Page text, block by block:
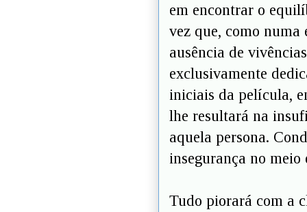
em encontrar o
vez que, como numa
ausência de
exclusivamente
iniciais da película,
lhe resultará na
aquela persona.
insegurança no
Tudo piorará com a